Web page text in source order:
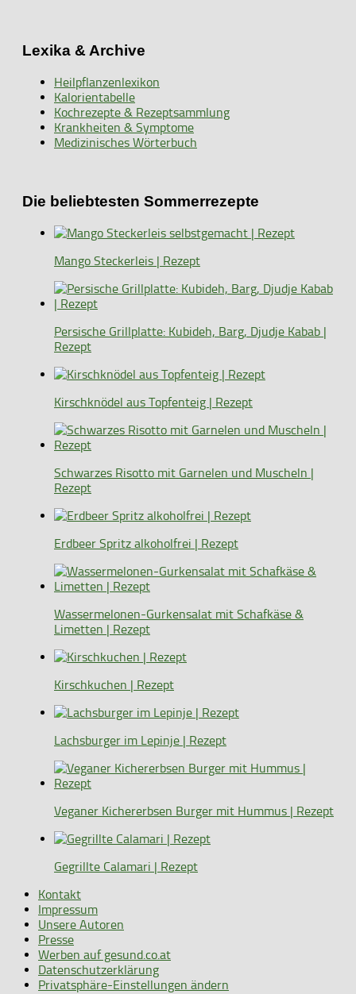
Lexika & Archive
Heilpflanzenlexikon
Kalorientabelle
Kochrezepte & Rezeptsammlung
Krankheiten & Symptome
Medizinisches Wörterbuch
Die beliebtesten Sommerrezepte
Mango Steckerleis | Rezept
Persische Grillplatte: Kubideh, Barg, Djudje Kabab |
Rezept
Kirschknödel aus Topfenteig | Rezept
Schwarzes Risotto mit Garnelen und Muscheln |
Rezept
Erdbeer Spritz alkoholfrei | Rezept
Wassermelonen-Gurkensalat mit Schafkäse &
Limetten | Rezept
Kirschkuchen | Rezept
Lachsburger im Lepinje | Rezept
Veganer Kichererbsen Burger mit Hummus | Rezept
Gegrillte Calamari | Rezept
Kontakt
Impressum
Unsere Autoren
Presse
Werben auf gesund.co.at
Datenschutzerklärung
Privatsphäre-Einstellungen ändern